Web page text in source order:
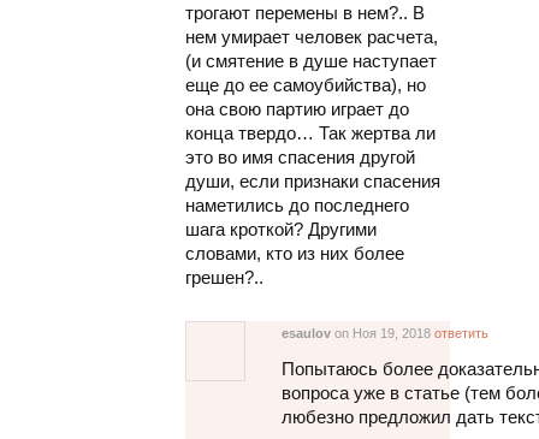
трогают перемены в нем?.. В
нем умирает человек расчета,
(и смятение в душе наступает
еще до ее самоубийства), но
она свою партию играет до
конца твердо… Так жертва ли
это во имя спасения другой
души, если признаки спасения
наметились до последнего
шага кроткой? Другими
словами, кто из них более
грешен?..
esaulov on Ноя 19, 2018 ответить
Попытаюсь более
вопроса уже в статье (тем
любезно предложил дать